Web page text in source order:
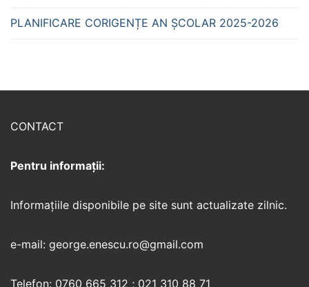
PLANIFICARE CORIGENȚE AN ȘCOLAR 2025-2026
CONTACT
Pentru informații:
Informaţiile disponibile pe site sunt actualizate zilnic.
e-mail: george.enescu.ro@gmail.com
Telefon: 0760 665 312 ; 021 310 88 71